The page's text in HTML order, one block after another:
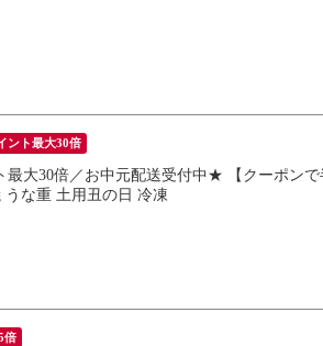
ント最大30倍
最大30倍／お中元配送受付中★ 【クーポン
な重 土用丑の日 冷凍
倍